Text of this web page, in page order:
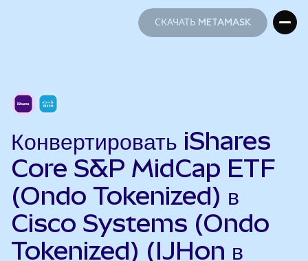
СКАЧАТЬ METAMASK
Конвертировать iShares
Core S&P MidCap ETF
(Ondo Tokenized) в
Cisco Systems (Ondo
Tokenized) (IJHon в